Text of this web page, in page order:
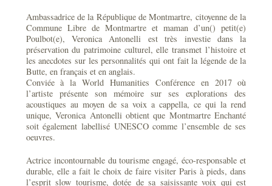
Ambassadrice de la République de Montmartre, citoyenne de la
Commune Libre de Montmartre et maman d’un() petit(e)
Poulbot(e), Veronica Antonelli est très investie dans la
préservation du patrimoine culturel, elle transmet l’histoire et
les anecdotes sur les personnalités qui ont fait la légende de la
Butte, en français et en anglais.
Conviée à la World Humanities Conférence en 2017 où
l’artiste présente son mémoire sur ses explorations des
acoustiques au moyen de sa voix a cappella, ce qui la rend
unique, Veronica Antonelli obtient que Montmartre Enchanté
soit également labellisé UNESCO comme l’ensemble de ses
oeuvres.
Actrice incontournable du tourisme engagé, éco-responsable et
durable, elle a fait le choix de faire visiter Paris à pieds, dans
l’esprit slow tourisme, dotée de sa saisissante voix qui est